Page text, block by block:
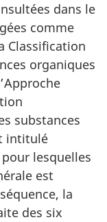
dans le
comme
Classification
organiques
substances
intitulé
lesquelles
est
la
des six